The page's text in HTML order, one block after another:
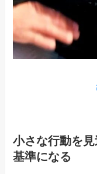
小さな行動を
基準になる